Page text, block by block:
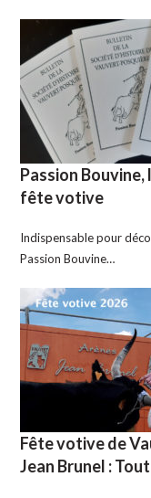
Passion
fête votive
Indispensable pour
Passion Bouvine…
Fête votive de
Jean Brunel :